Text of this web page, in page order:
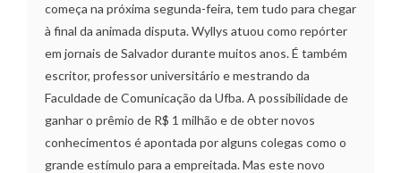
começa na próxima segunda-feira, tem tudo para chegar
à final da animada disputa. Wyllys atuou como repórter
em jornais de Salvador durante muitos anos. É também
escritor, professor universitário e mestrando da
Faculdade de Comunicação da Ufba. A possibilidade de
ganhar o prêmio de R$ 1 milhão e de obter novos
conhecimentos é apontada por alguns colegas como o
grande estímulo para a empreitada. Mas este novo